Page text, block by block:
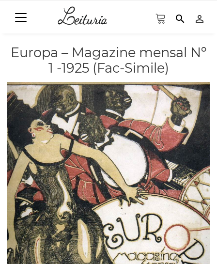
search person_outline
Europa – Magazine mensal Nº
1 -1925 (Fac-Simile)